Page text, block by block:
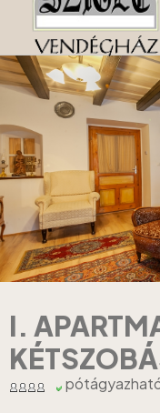
Nyitólap › Apartmanok
I.